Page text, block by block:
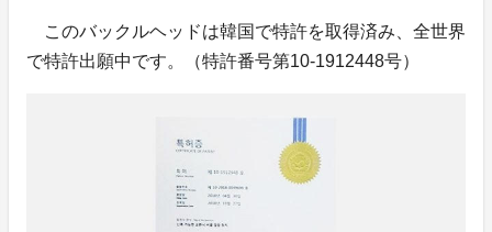
このバックルヘッドは韓国で特許を取得済み、全世界
で特許出願中です。（特許番号第10-1912448号）